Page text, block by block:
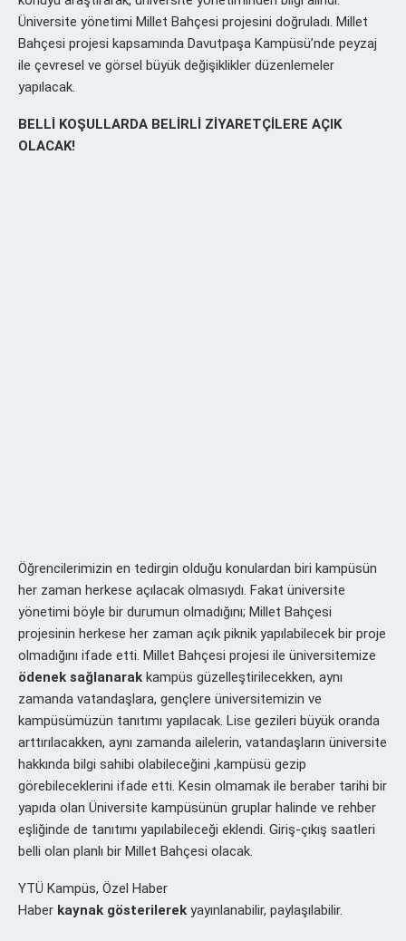
Üniversite yönetimi Millet Bahçesi projesini doğruladı. Millet
Bahçesi projesi kapsamında Davutpaşa Kampüsü’nde peyzaj
ile çevresel ve görsel büyük değişiklikler düzenlemeler
yapılacak.
BELLİ KOŞULLARDA BELİRLİ ZİYARETÇİLERE AÇIK
OLACAK!
Öğrencilerimizin en tedirgin olduğu konulardan biri kampüsün
her zaman herkese açılacak olmasıydı. Fakat üniversite
yönetimi böyle bir durumun olmadığını; Millet Bahçesi
projesinin herkese her zaman açık piknik yapılabilecek bir proje
olmadığını ifade etti. Millet Bahçesi projesi ile üniversitemize
ödenek sağlanarak kampüs güzelleştirilecekken, aynı
zamanda vatandaşlara, gençlere üniversitemizin ve
kampüsümüzün tanıtımı yapılacak. Lise gezileri büyük oranda
arttırılacakken, aynı zamanda ailelerin, vatandaşların üniversite
hakkında bilgi sahibi olabileceğini ,kampüsü gezip
görebileceklerini ifade etti. Kesin olmamak ile beraber tarihi bir
yapıda olan Üniversite kampüsünün gruplar halinde ve rehber
eşliğinde de tanıtımı yapılabileceği eklendi. Giriş-çıkış saatleri
belli olan planlı bir Millet Bahçesi olacak.
YTÜ Kampüs, Özel Haber
Haber kaynak gösterilerek yayınlanabilir, paylaşılabilir.